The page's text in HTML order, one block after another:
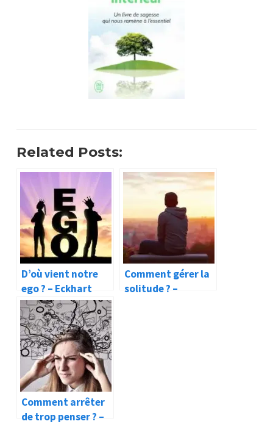
Related Posts:
D’où vient notre
ego ? – Eckhart
Tolle –
Comment gérer la
solitude ? –
Comment arrêter
de trop penser ? –